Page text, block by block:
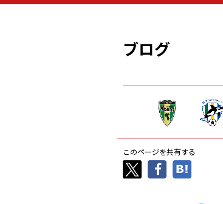
- -
ブログ
このページを共有する